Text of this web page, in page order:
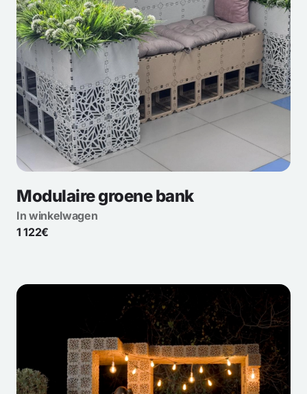
Modulaire groene bank
In winkelwagen
1 122€